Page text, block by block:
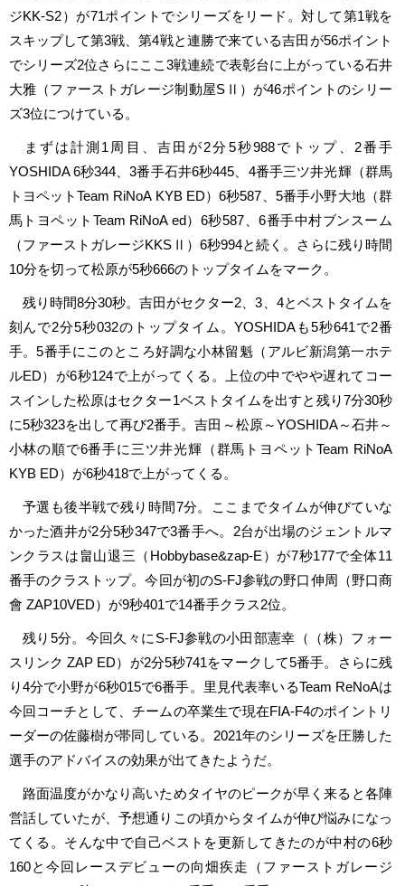
ジKK-S2）が71ポイントでシリーズをリード。対して第1戦を
スキップして第3戦、第4戦と連勝で来ている吉田が56ポイント
でシリーズ2位さらにここ3戦連続で表彰台に上がっている石井
大雅（ファーストガレージ制動屋SⅡ）が46ポイントのシリー
ズ3位につけている。
まずは計測1周目、吉田が2分5秒988でトップ、2番手
YOSHIDA 6秒344、3番手石井6秒445、4番手三ツ井光輝（群馬
トヨペットTeam RiNoA KYB ED）6秒587、5番手小野大地（群
馬トヨペットTeam RiNoA ed）6秒587、6番手中村ブンスーム
（ファーストガレージKKSⅡ）6秒994と続く。さらに残り時間
10分を切って松原が5秒666のトップタイムをマーク。
残り時間8分30秒。吉田がセクター2、3、4とベストタイムを
刻んで2分5秒032のトップタイム。YOSHIDAも5秒641で2番
手。5番手にこのところ好調な小林留魁（アルビ新潟第一ホテ
ルED）が6秒124で上がってくる。上位の中でやや遅れてコー
スインした松原はセクター1ベストタイムを出すと残り7分30秒
に5秒323を出して再び2番手。吉田～松原～YOSHIDA～石井～
小林の順で6番手に三ツ井光輝（群馬トヨペットTeam RiNoA
KYB ED）が6秒418で上がってくる。
予選も後半戦で残り時間7分。ここまでタイムが伸びていな
かった酒井が2分5秒347で3番手へ。2台が出場のジェントルマ
ンクラスは畠山退三（Hobbybase&zap-E）が7秒177で全体11
番手のクラストップ。今回が初のS-FJ参戦の野口伸周（野口商
會 ZAP10VED）が9秒401で14番手クラス2位。
残り5分。今回久々にS-FJ参戦の小田部憲幸（（株）フォー
スリンク ZAP ED）が2分5秒741をマークして5番手。さらに残
り4分で小野が6秒015で6番手。里見代表率いるTeam ReNoAは
今回コーチとして、チームの卒業生で現在FIA-F4のポイントリ
ーダーの佐藤樹が帯同している。2021年のシリーズを圧勝した
選手のアドバイスの効果が出てきたようだ。
路面温度がかなり高いためタイヤのピークが早く来ると各陣
営話していたが、予想通りこの頃からタイムが伸び悩みになっ
てくる。そんな中で自己ベストを更新してきたのが中村の6秒
160と今回レースデビューの向畑疾走（ファーストガレージ